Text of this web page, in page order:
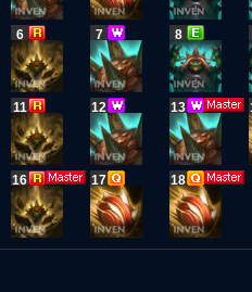
6 7 8
11 12 13
16 17 18